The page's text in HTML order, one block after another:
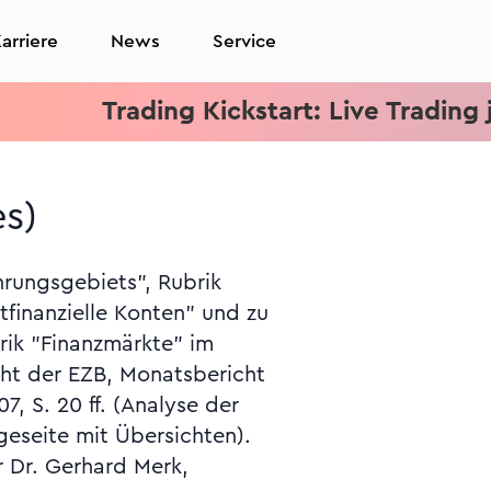
News Service
Trading Kickstart: Live Trading
mit Übersichten).
Gerhard Merk,